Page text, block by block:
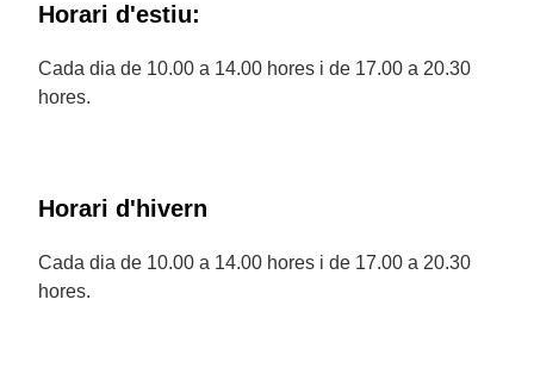
Horari d'estiu:
Cada dia de 10.00 a 14.00 hores i de 17.00 a 20.30
hores.
Horari d'hivern
Cada dia de 10.00 a 14.00 hores i de 17.00 a 20.30
hores.